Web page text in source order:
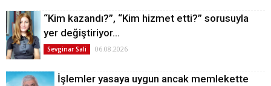
“Kim kazandı?”, “Kim hizmet etti?” sorusuyla
yer değiştiriyor…
Sevginar Sali 06.08.2026
İşlemler yasaya uygun ancak memlekette